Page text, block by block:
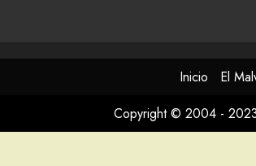
Inicio El
Copyright © 2004 -